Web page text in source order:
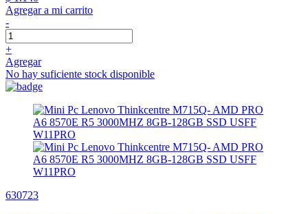
Agregar a mi carrito
-
+
Agregar
No hay suficiente stock disponible
630723